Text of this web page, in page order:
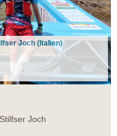
Joch (Italien)
Joch